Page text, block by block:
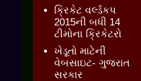
ક્રિકેટ વર્લ્ડકપ
2015ની બધી 14
ટીમોના ક્રિકેટરો
ખેડૂતો માટેની
વેબસાઇટ- ગુજરાત
સરકાર